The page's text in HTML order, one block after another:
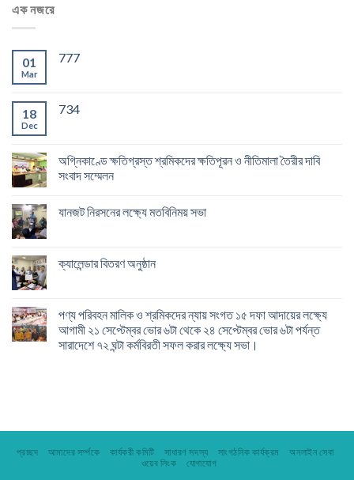
এক নজরে
01
Mar
777
18
Dec
734
অগ্নিকাণ্ডে ক্ষতিগ্রস্ত শ্রমিকদের ক্ষতিপূরন ও নীতিমালা তৈরীর দাবি
সংবাদ সম্মেলন
যানজট নিরসনের লক্ষ্যে মতবিনিময় সভা
ক্যালেন্ডার বিতরণ অনুষ্ঠান
পণ্য পরিবহন মালিক ও শ্রমিকদের ন্যায় সংগত ১৫ দফা আদায়ের লক্ষ্যে
আগামী ২১ সেপ্টেম্বর ভোর ৬টা থেকে ২৪ সেপ্টেম্বর ভোর ৬টা পর্যন্ত
সারাদেশে ৭২ ঘন্টা কর্মবিরতী সফল করার লক্ষ্যে সভা।
প্রচ্ছদ আমাদের সর্ম্পকে কার্যকরী কমিটি সাধারণ সদস্য সাংগঠনিক কার্যক্রম
অনলাইন সেবা
ওয়েব লিংক
যোগাযোগ